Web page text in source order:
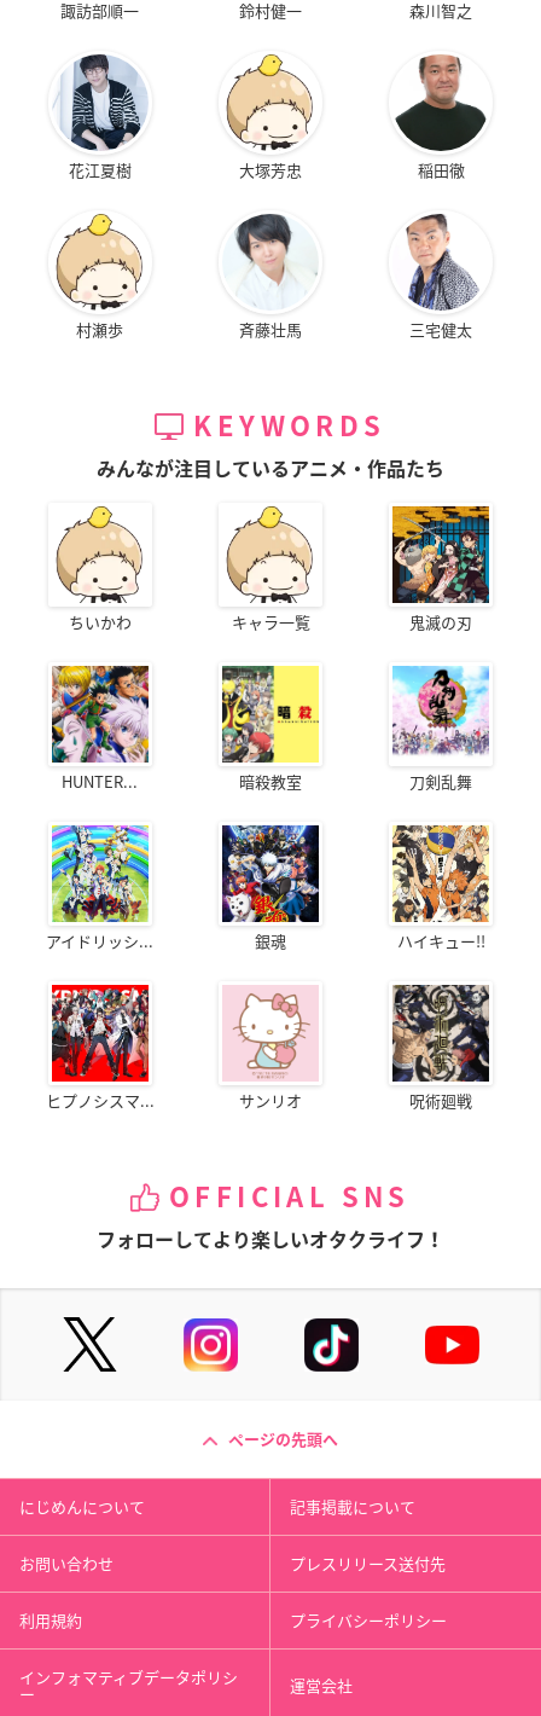
諏訪部順一 鈴村健一 森川智之
花江夏樹 大塚芳忠 稲田徹
村瀬歩 斉藤壮馬 三宅健太
KEYWORDS
みんなが注目しているアニメ・作品たち
ちいかわ キャラ一覧 鬼滅の刃
HUNTER... 暗殺教室 刀剣乱舞
アイドリッシ... 銀魂 ハイキュー!!
ヒプノシスマ... サンリオ 呪術廻戦
OFFICIAL SNS
フォローしてより楽しいオタクライフ！
ページの先頭へ
にじめんについて 記事掲載について
お問い合わせ プレスリリース送付先
利用規約 プライバシーポリシー
インフォマティブデータポリシ
ー 運営会社